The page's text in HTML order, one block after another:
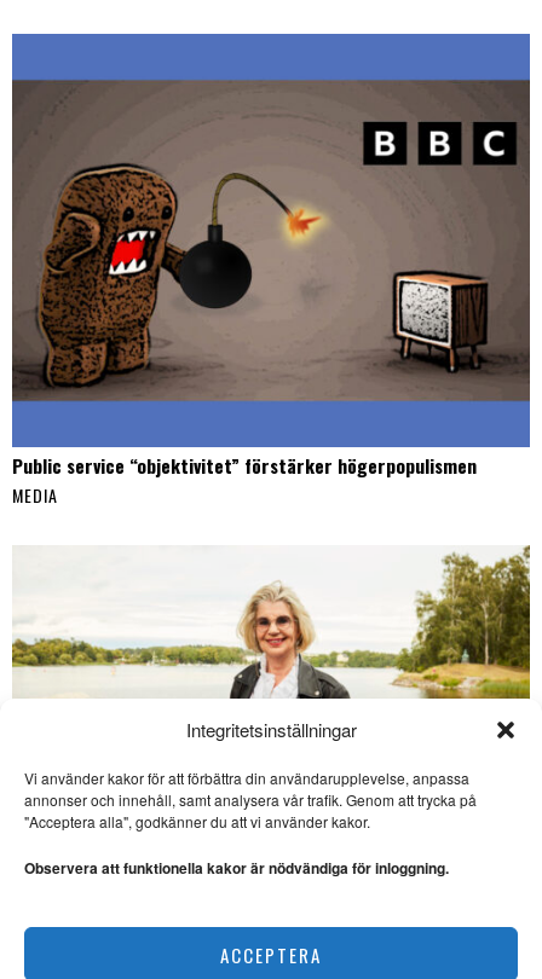
Integritetsinställningar
Vi använder kakor för att förbättra din användarupplevelse, anpassa
annonser och innehåll, samt analysera vår trafik. Genom att trycka på
"Acceptera alla", godkänner du att vi använder kakor.
Observera att funktionella kakor är nödvändiga för inloggning.
ACCEPTERA
Public service “objektivitet” förstärker högerpopulismen
MEDIA
lycka”
SE ÄVEN
miss ett pr-trick?
med flit